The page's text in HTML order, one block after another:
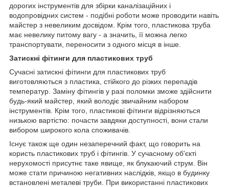
дорогих інструментів для збірки каналізаційних і
водопровідних систем - подібні роботи може проводити навіть
майстер з невеликим досвідом. Крім того, пластикова труба
має невелику питому вагу - а значить, її можна легко
транспортувати, переносити з одного місця в інше.
Затискні фітинги для пластикових труб
Сучасні затискні фітинги для пластикових труб
виготовляються з пластика, стійкого до різких перепадів
температур. Заміну фітингів у разі поломки зможе здійснити
будь-який майстер, який володіє звичайним набором
інструментів. Крім того, пластикові фітинги відрізняються
низькою вартістю: почасти завдяки доступності, вони стали
вибором широкого кола споживачів.
Існує також ще один незаперечний факт, що говорить на
користь пластикових труб і фітингів. У сучасному об'єкті
нерухомості присутнє таке явище, як блукаючий струм. Він
може стати причиною негативних наслідків, якщо в будинку
встановлені металеві труби. При використанні пластикових